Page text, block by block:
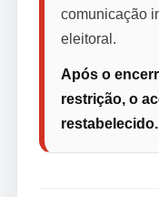
comunicação
eleitoral.
Após o
restrição, o
restabelecido.